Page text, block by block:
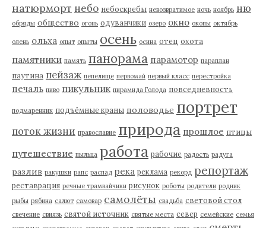
натюрморт небо небоскребы невозвратимое ночь ноябрь ню
обряды общество огонь одуванчики озеро окно окопы октябрь
олень ольха опыт опыты осень осина отец охота
памятники память панорама парамотор параплан
паутина пейзаж пепелище первомай первый класс перестройка
печаль пиво пикульник пирамида Голода повседневность
подмаренник подъёмные краны половодье портрет
поток жизни православие природа прошлое птицы
путешествие пыльца работа рабочие радость радуга
разлив ракушки рапс распад река реклама рекорд репортаж
реставрация речные трамвайчики рисунок роботы родители родник
рыбы рябина салют самовар самолёты свадьба световой стол
свечение свиязь святой источник святые места север семейские семья